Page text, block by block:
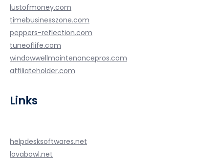
lustofmoney.com
timebusinesszone.com
peppers-reflection.com
tuneoflife.com
windowwellmaintenancepros.com
affiliateholder.com
Links
helpdesksoftwares.net
lovabowl.net